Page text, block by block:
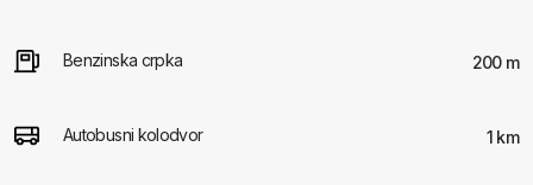
Benzinska crpka 200 m
Autobusni kolodvor 1 km